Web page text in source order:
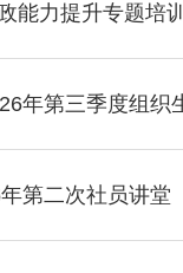
能力提升专题培
年第三季度组织
第二次社员讲堂